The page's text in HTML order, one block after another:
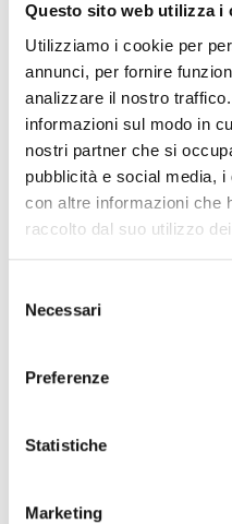
Questo sito web utilizza i
Utilizziamo i cookie per
annunci, per fornire
analizzare il nostro
informazioni sul modo in
nostri partner che si
pubblicità e social media,
con altre informazioni che
raccolto dal suo utilizzo
delNecessari
Preferenze
Statistiche
Marketing
CHE AFFRONTA
DELICATEZZA
DISABILITÀ.
Il romanziere Haruto e
insieme dai tempi
quando è stato vittima
prima, Haruto è su una
quotidiana con la
Arriva una toccante
Se ti è